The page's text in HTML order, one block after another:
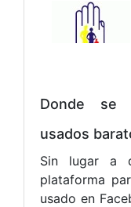
Donde se
usados
Sin lugar a
plataforma
usado en